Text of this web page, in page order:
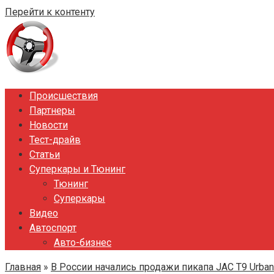
Перейти к контенту
Происшествия
Партнеры
Новости
Тест-драйв
Статьи
Суперкары и Тюнинг
Тюнинг
Суперкары
Видео
Автоспорт
Авто-бизнес
Главная » В России начались продажи пикапа JAC T9